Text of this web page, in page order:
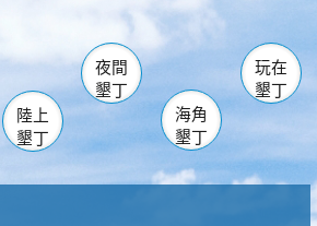
南仁湖
佳樂水
然中心 森林遊樂區
墾管處遊客中心
社頂公園 風吹沙
船帆石 龍磐公園
香蕉灣
砂島
鵝鑾鼻
陸上
墾丁
夜間
墾丁
海角
墾丁
玩在
墾丁